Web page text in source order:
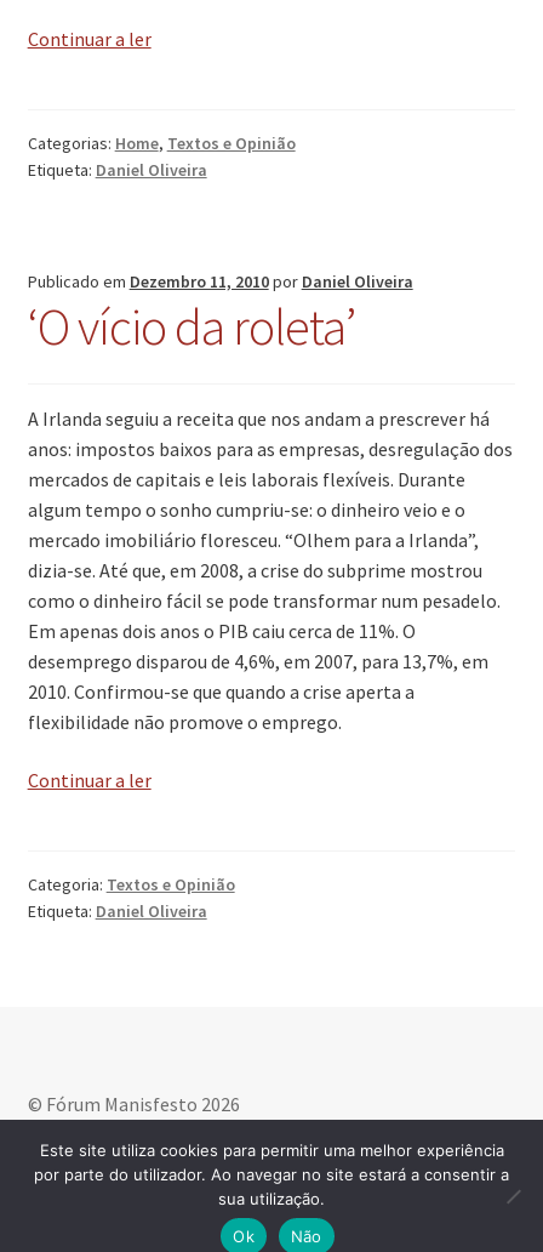
Continuar a ler‘A
Categorias: Home, Textos e Opinião
Etiqueta: Daniel Oliveira
Publicado em Dezembro 11, 2010por Daniel Oliveira
‘O vício da roleta’
A Irlanda seguiu a receita que nos andam a prescrever há
anos: impostos baixos para as empresas, desregulação dos
mercados de capitais e leis laborais flexíveis. Durante
algum tempo o sonho cumpriu-se: o dinheiro veio e o
mercado imobiliário floresceu. “Olhem para a Irlanda”,
dizia-se. Até que, em 2008, a crise do subprime mostrou
como o dinheiro fácil se pode transformar num pesadelo.
Em apenas dois anos o PIB caiu cerca de 11%. O
desemprego disparou de 4,6%, em 2007, para 13,7%, em
2010. Confirmou-se que quando a crise aperta a
flexibilidade não promove o emprego.
Continuar a ler‘O
Categoria: Textos e Opinião
Etiqueta: Daniel Oliveira
© Fórum Manisfesto 2026
Este site utiliza cookies para permitir uma melhor experiência
por parte do utilizador. Ao navegar no site estará a consentir a
sua utilização.
Ok
Não